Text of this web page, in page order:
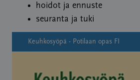
hoidot ja ennuste
seuranta ja tuki
Keuhkosyöpä - Potilaan opas FI